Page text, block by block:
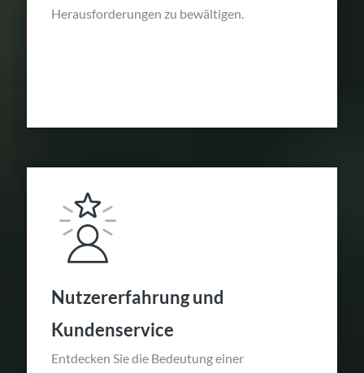
Herausforderungen zu bewältigen.
Nutzererfahrung und
Kundenservice
Entdecken Sie die Bedeutung einer